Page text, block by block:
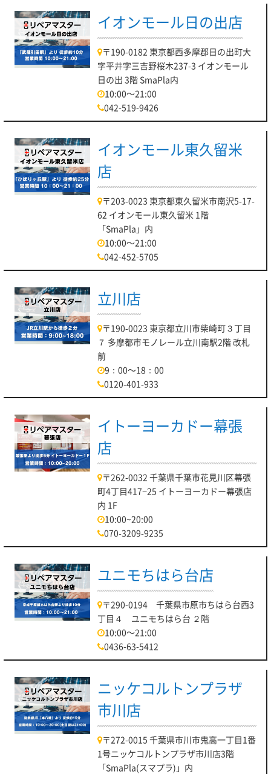
イオンモール日の出店
〒190-0182 東京都西多摩郡日の出町大
字平井字三吉野桜木237-3 イオンモール
日の出 3階 SmaPla内
10:00～21:00
042-519-9426
イオンモール東久留米
店
〒203-0023 東京都東久留米市南沢5-17-
62 イオンモール東久留米 1階
「SmaPla」内
10:00～21:00
042-452-5705
立川店
〒190-0023 東京都立川市柴崎町３丁目
７ 多摩都市モノレール立川南駅2階 改札
前
9：00～18：00
0120-401-933
イトーヨーカドー幕張
店
〒262-0032 千葉県千葉市花見川区幕張
町4丁目417−25 イトーヨーカドー幕張店
内 1F
10:00~20:00
070-3209-9235
ユニモちはら台店
〒290-0194 千葉県市原市ちはら台西3
丁目４ ユニモちはら台 ２階
10:00～21:00
0436-63-5412
ニッケコルトンプラザ
市川店
〒272-0015 千葉県市川市鬼高一丁目1番
1号ニッケコルトンプラザ市川店3階
「SmaPla(スマプラ)」内